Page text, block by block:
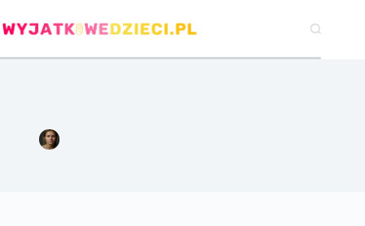
do
treści